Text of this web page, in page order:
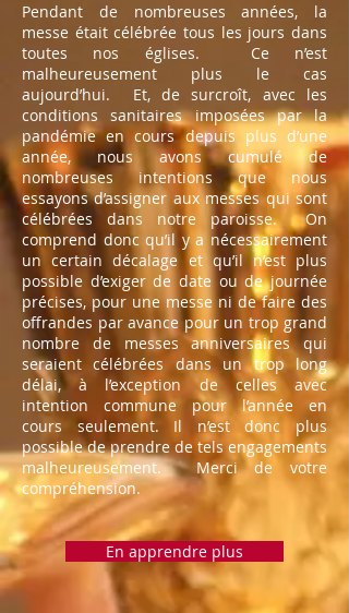
Pendant de nombreuses années, la
messe était célébrée tous les jours dans
toutes nos églises. Ce n’est
malheureusement plus le cas
aujourd’hui. Et, de surcroît, avec les
conditions sanitaires imposées par la
pandémie en cours depuis plus d’une
année, nous avons cumulé de
nombreuses intentions que nous
essayons d’assigner aux messes qui sont
célébrées dans notre paroisse. On
comprend donc qu’il y a nécessairement
un certain décalage et qu’il n’est plus
possible d’exiger de date ou de journée
précises, pour une messe ni de faire des
offrandes par avance pour un trop grand
nombre de messes anniversaires qui
seraient célébrées dans un trop long
délai, à l’exception de celles avec
intention commune pour l’année en
cours seulement. Il n’est donc plus
possible de prendre de tels engagements
malheureusement. Merci de votre
compréhension.
En apprendre plus